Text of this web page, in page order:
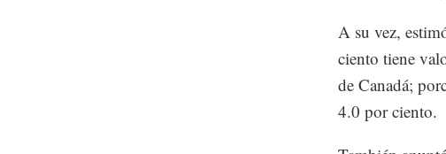
A su vez,
ciento tiene
de Canadá;
4.0 por ciento.